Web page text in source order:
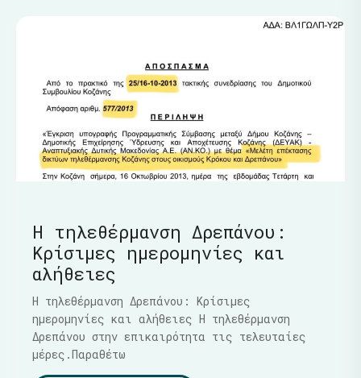
Η τηλεθέρμανση Δρεπάνου:
Κρίσιμες ημερομηνίες και
αλήθειες
Η τηλεθέρμανση Δρεπάνου: Κρίσιμες
ημερομηνίες και αλήθειες Η τηλεθέρμανση
Δρεπάνου στην επικαιρότητα τις τελευταίες
μέρες.Παραθέτω